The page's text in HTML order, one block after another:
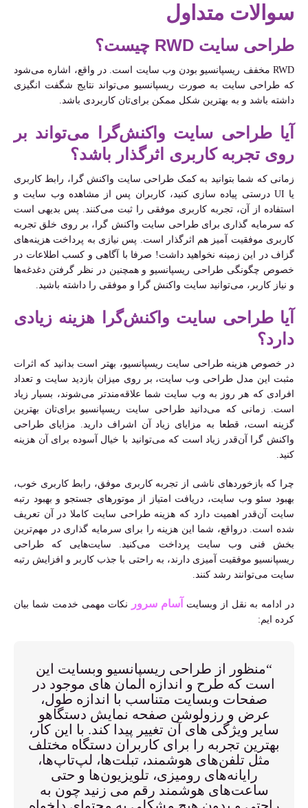
سوالات متداول
طراحی سایت RWD چیست؟
RWD مخفف ریسپانسیو بودن وب سایت است. در واقع، اشاره می‌شود
که طراحی سایت به صورت ریسپانسیو می‌تواند نتایج شگفت انگیزی
داشته باشد و به بهترین شکل ممکن برای‌تان کاربردی باشد.
آیا طراحی سایت واکنش‌گرا می‌تواند بر
روی تجربه کاربری اثرگذار باشد؟
زمانی که شما بتوانید به کمک طراحی سایت واکنش گرا، رابط کاربری
یا UI درستی پیاده سازی کنید، کاربران پس از مشاهده وب سایت و
استفاده از آن، تجربه کاربری موفقی را ثبت می‌کنند. پس بدیهی است
که سرمایه گذاری برای طراحی سایت واکنش گرا، بر روی خلق تجربه
کاربری موفقیت آمیز هم اثرگذار است. پس نیازی به پرداخت هزینه‌های
گزاف در این زمینه نخواهید داشت! صرفا با آگاهی و کسب اطلاعات در
خصوص چگونگی طراحی ریسپانسیو و همچنین در نظر گرفتن دغدغه‌ها
و نیاز کاربر، می‌توانید سایت واکنش گرا و موفقی را داشته باشید.
آیا طراحی سایت واکنش‌گرا هزینه زیادی
دارد؟
در خصوص هزینه طراحی سایت ریسپانسیو، بهتر است بدانید که اثرات
مثبت این مدل طراحی وب سایت، بر روی میزان بازدید سایت و تعداد
افرادی که هر روز به وب سایت شما علاقه‌مندتر می‌شوند، بسیار زیاد
است. زمانی که می‌‌دانید طراحی سایت ریسپانسیو برای‌تان بهترین
گزینه است، قطعا به مزایای زیاد آن اشراف دارید. مزایای طراحی
واکنش گرا آن‌قدر زیاد است که می‌توانید با خیال آسوده برای آن هزینه
کنید.
چرا که بازخوردهای ناشی از تجربه کاربری موفق، رابط کاربری خوب،
بهبود سئو وب سایت، دریافت امتیاز از موتورهای جستجو و بهبود رتبه
سایت آن‌قدر اهمیت دارد که هزینه طراحی سایت کاملا در آن تعریف
شده است. درواقع، شما این هزینه را برای سرمایه گذاری در مهم‌ترین
بخش فنی وب سایت پرداخت می‌کنید. سایت‌هایی که طراحی
ریسپانسیو موفقیت آمیزی دارند، به راحتی با جذب کاربر و افزایش رتبه
سایت می‌توانند رشد کنند.
در ادامه به نقل از وبسایت آسام سرور
نکات مهمی خدمت شما بیان
کرده ایم:
“منظور از طراحی ریسپانسیو وبسایت این
است که طرح و اندازه المان های موجود در
صفحات وبسایت متناسب با اندازه طول،
عرض و رزولوشن صفحه نمایش دستگاهو
سایر ویژگی های آن تغییر پیدا کند. با این کار،
بهترین تجربه را برای کاربران دستگاه مختلف
مثل تلفن‌های هوشمند، تبلت‌ها، لپ‌تاپ‌ها،
رایانه‌های رومیزی، تلویزیون‌ها و حتی
ساعت‌های هوشمند رقم می زنید چون به